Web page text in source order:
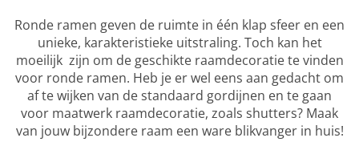
Ronde ramen geven de ruimte in één klap sfeer en een
unieke, karakteristieke uitstraling. Toch kan het
moeilijk zijn om de geschikte raamdecoratie te vinden
voor ronde ramen. Heb je er wel eens aan gedacht om
af te wijken van de standaard gordijnen en te gaan
voor maatwerk raamdecoratie, zoals shutters? Maak
van jouw bijzondere raam een ware blikvanger in huis!